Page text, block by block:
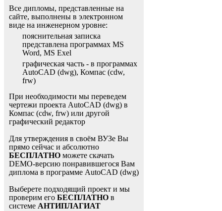
Все дипломы, представленные на
сайте, выполнены в электронном
виде на инженерном уровне:
пояснительная записка
представлена программах MS
Word, MS Exel
графическая часть - в программах
AutoCAD (dwg), Компас (cdw,
frw)
При необходимости мы переведем
чертежи проекта AutoCAD (dwg) в
Компас (cdw, frw) или другой
графический редактор
Для утверждения в своём ВУЗе Вы
прямо сейчас и абсолютно
БЕСПЛАТНО можете скачать
DEMO-версию понравившегося Вам
диплома в программе AutoCAD (dwg)
Выберете подходящий проект и мы
проверим его БЕСПЛАТНО в
системе АНТИПЛАГИАТ